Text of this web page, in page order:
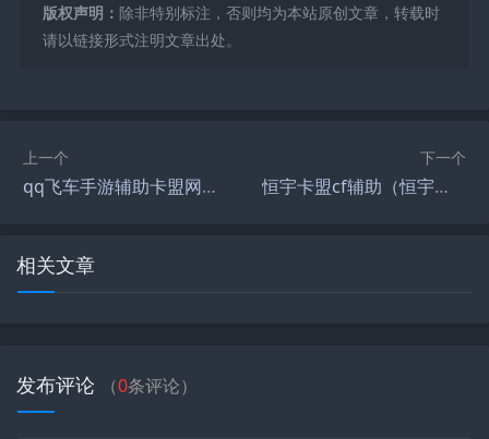
版权声明： 除非特别标注，否则均为本站原创文章，转载时
请以链接形式注明文章出处。
上一个
qq飞车手游辅助卡盟网（飞车辅助卡盟平台）
下一个
恒宇卡盟cf辅助（恒宇卡盟 cf辅助）
相关文章
发布评论 （0条评论）